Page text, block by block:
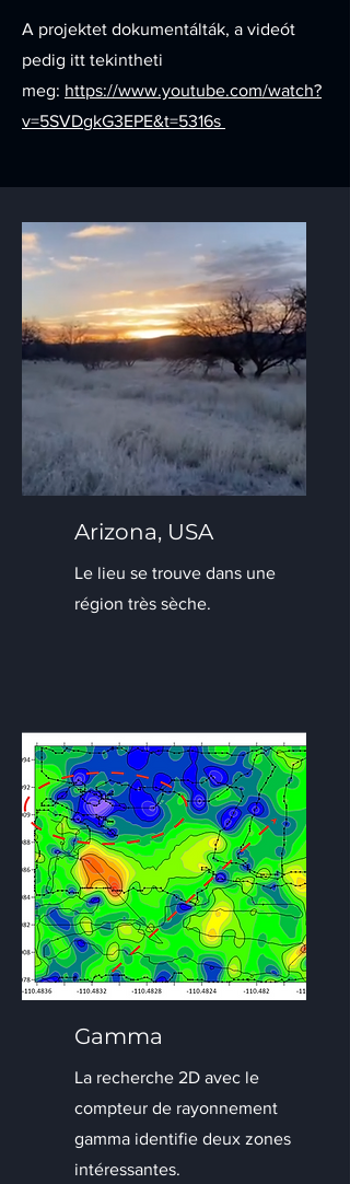
A projektet dokumentálták, a videót
pedig itt tekintheti
meg: https://www.youtube.com/watch?
v=5SVDgkG3EPE&t=5316s
Arizona, USA
Le lieu se trouve dans une
région très sèche.
Gamma
La recherche 2D avec le
compteur de rayonnement
gamma identifie deux zones
intéressantes.